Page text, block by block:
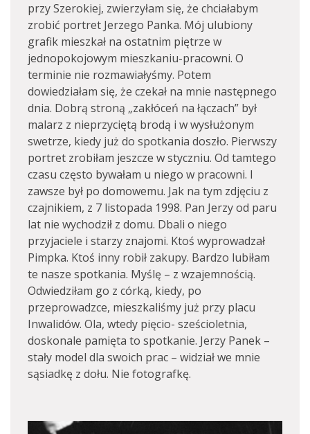
przy Szerokiej, zwierzyłam się, że chciałabym
zrobić portret Jerzego Panka. Mój ulubiony
grafik mieszkał na ostatnim piętrze w
jednopokojowym mieszkaniu-pracowni. O
terminie nie rozmawiałyśmy. Potem
dowiedziałam się, że czekał na mnie następnego
dnia. Dobrą stroną „zakłóceń na łączach” był
malarz z nieprzyciętą brodą i w wysłużonym
swetrze, kiedy już do spotkania doszło. Pierwszy
portret zrobiłam jeszcze w styczniu. Od tamtego
czasu często bywałam u niego w pracowni. I
zawsze był po domowemu. Jak na tym zdjęciu z
czajnikiem, z 7 listopada 1998. Pan Jerzy od paru
lat nie wychodził z domu. Dbali o niego
przyjaciele i starzy znajomi. Ktoś wyprowadzał
Pimpka. Ktoś inny robił zakupy. Bardzo lubiłam
te nasze spotkania. Myślę – z wzajemnością.
Odwiedziłam go z córką, kiedy, po
przeprowadzce, mieszkaliśmy już przy placu
Inwalidów. Ola, wtedy pięcio- sześcioletnia,
doskonale pamięta to spotkanie. Jerzy Panek –
stały model dla swoich prac – widział we mnie
sąsiadkę z dołu. Nie fotografkę.